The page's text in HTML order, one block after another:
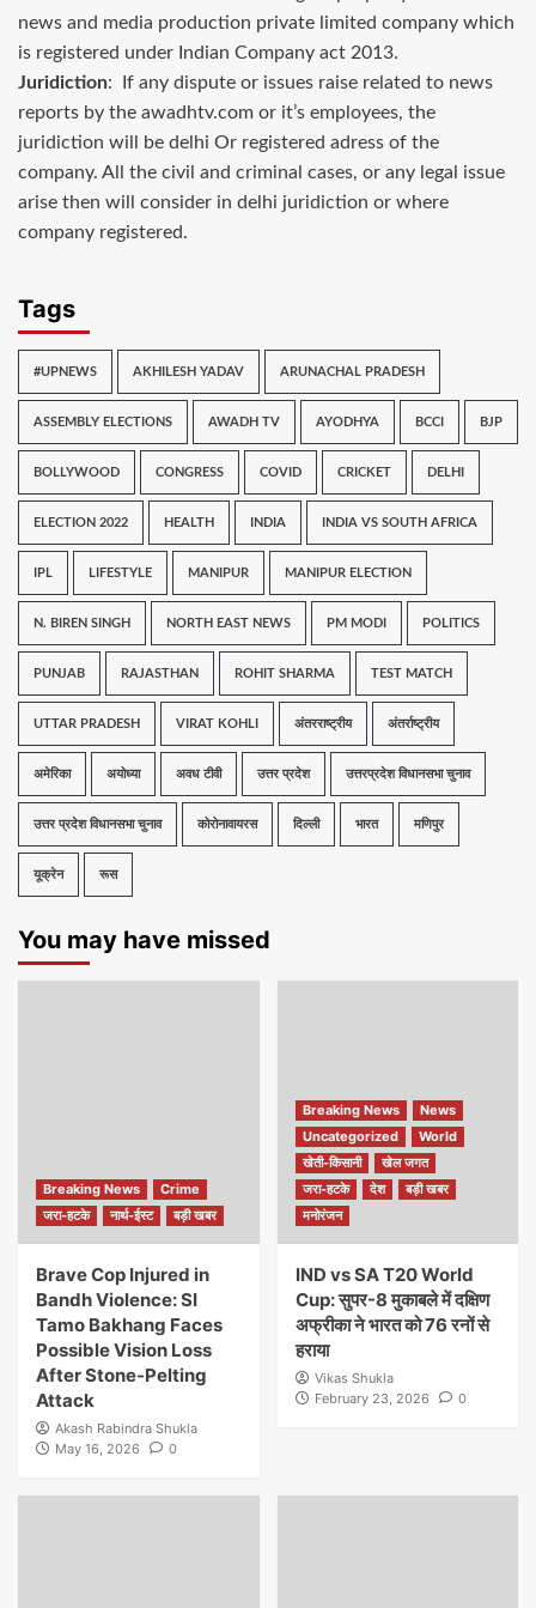
news and media production private limited company which
is registered under Indian Company act 2013.
Juridiction: If any dispute or issues raise related to news
reports by the awadhtv.com or it’s employees, the
juridiction will be delhi Or registered adress of the
company. All the civil and criminal cases, or any legal issue
arise then will consider in delhi juridiction or where
company registered.
Tags
#UPNEWS AKHILESH YADAV ARUNACHAL PRADESH
ASSEMBLY ELECTIONS AWADH TV AYODHYA BCCI BJP
BOLLYWOOD CONGRESS COVID CRICKET DELHI
ELECTION 2022 HEALTH INDIA INDIA VS SOUTH AFRICA
IPL LIFESTYLE MANIPUR MANIPUR ELECTION
N. BIREN SINGH NORTH EAST NEWS PM MODI POLITICS
PUNJAB RAJASTHAN ROHIT SHARMA TEST MATCH
UTTAR PRADESH VIRAT KOHLI अंतरराष्ट्रीय अंतर्राष्ट्रीय
अमेरिका अयोध्या अवध टीवी उत्तर प्रदेश उत्तरप्रदेश विधानसभा चुनाव
उत्तर प्रदेश विधानसभा चुनाव कोरोनावायरस दिल्ली भारत मणिपुर
यूक्रेन रूस
You may have missed
Breaking News
Crime
जरा-हटके
नार्थ-ईस्ट बड़ी खबर
Brave Cop Injured in
Bandh Violence: SI
Tamo Bakhang Faces
Possible Vision Loss
After Stone-Pelting
Attack
Akash Rabindra Shukla
May 16, 2026
0
Breaking News
News
Uncategorized
World
खेती-किसानी
खेल जगत
जरा-हटके
देश
बड़ी खबर
मनोरंजन
IND vs SA T20 World
Cup: सुपर-8 मुकाबले में दक्षिण
अफ्रीका ने भारत को 76 रनों से
हराया
Vikas Shukla
February 23, 2026
0